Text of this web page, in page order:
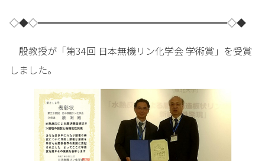
◇◆◇━━━━━━━━━━━━━━━━━━━━◇◆
殷教授が「第34回 日本無機リン化学会 学術賞」を受賞
しました。